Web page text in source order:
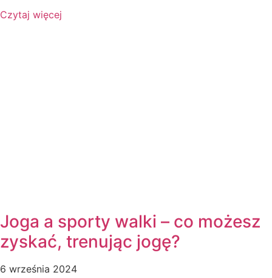
Czytaj więcej
Joga a sporty walki – co możesz
zyskać, trenując jogę?
6 września 2024